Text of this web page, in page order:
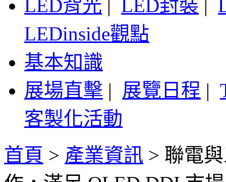
LED背光 | LED封裝 |
LEDinside觀點
基本知識
展場直擊 | 展覽日程 |
客製化活動
首頁 > 產業資訊 > 聯電